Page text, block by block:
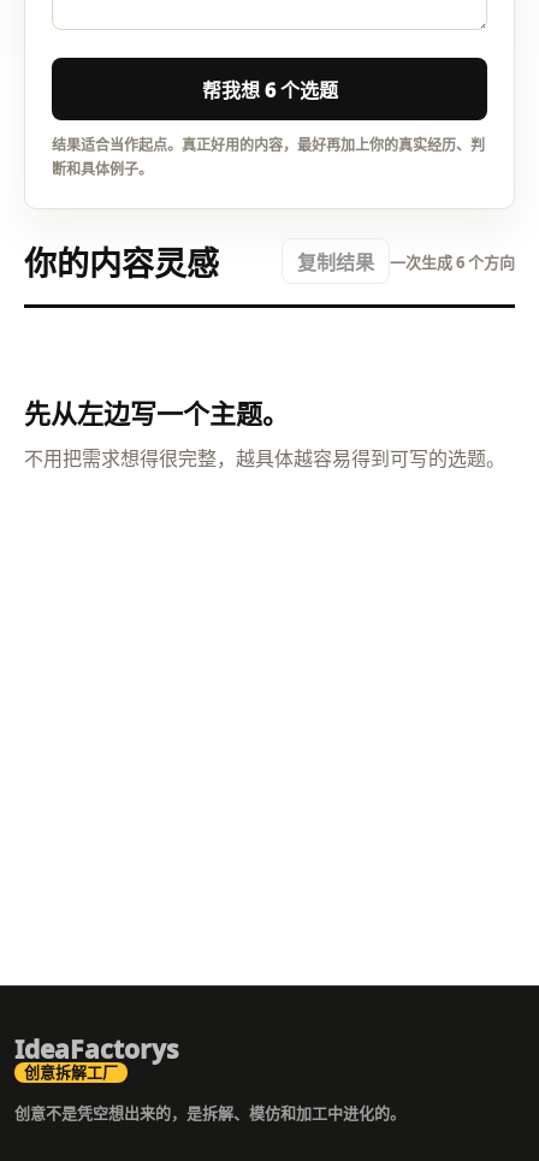
帮我想 6 个选题
结果适合当作起点。真正好用的内容，最好再加上你的真实经历、判
断和具体例子。
你的内容灵感 复制结果 一次生成 6 个方向
先从左边写一个主题。
不用把需求想得很完整，越具体越容易得到可写的选题。
IdeaFactorys
创意拆解工厂
创意不是凭空想出来的，是拆解、模仿和加工中进化的。